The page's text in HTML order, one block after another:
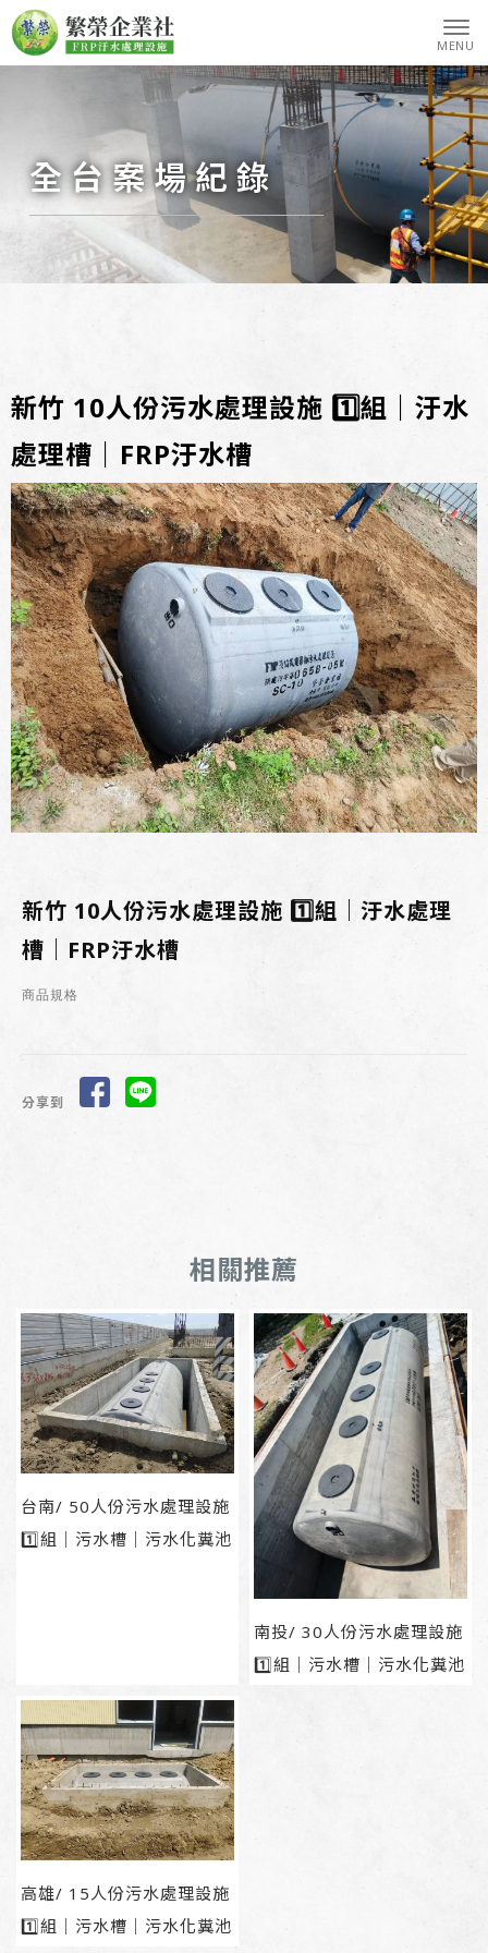
全台案場紀錄
新竹 10人份污水處理設施 1️⃣組｜汙水
處理槽｜FRP汙水槽
新竹 10人份污水處理設施 1️⃣組｜汙水處理
槽｜FRP汙水槽
商品規格
分享到
台南/ 50人份污水處理設施
1️⃣組｜污水槽｜污水化糞池
南投/ 30人份污水處理設施
1️⃣組｜污水槽｜污水化糞池
高雄/ 15人份污水處理設施
1️⃣組｜污水槽｜污水化糞池